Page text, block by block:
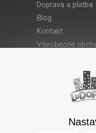
Doprava a platba
Blog
Kontakt
Všeobecné